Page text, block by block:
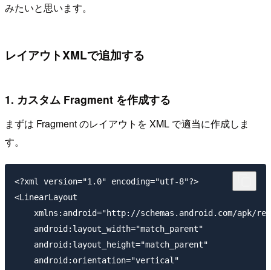
みたいと思います。
レイアウトXMLで追加する
1. カスタム Fragment を作成する
まずは Fragment のレイアウトを XML で適当に作成しま
す。
<?xml version="1.0" encoding="utf-8"?>
<LinearLayout
xmlns:android="http://schemas.android.com/apk/
    android:layout_width="match_parent"
    android:layout_height="match_parent"
    android:orientation="vertical"